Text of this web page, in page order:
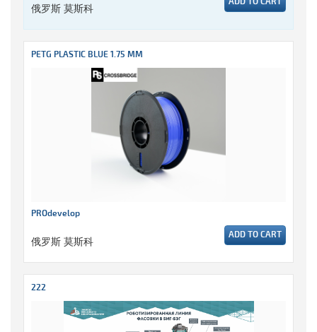
俄罗斯 莫斯科
PETG PLASTIC BLUE 1.75 MM
PROdevelop
俄罗斯 莫斯科 ADD TO CART
222